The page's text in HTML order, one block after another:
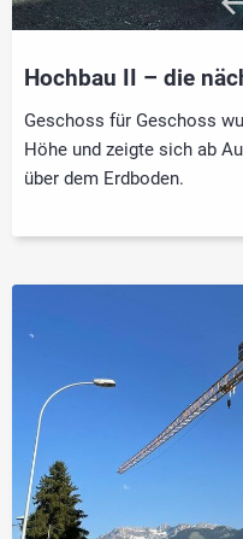
Hochbau II – die
Geschoss für Geschoss
Höhe und zeigte sich ab
über dem Erdboden.